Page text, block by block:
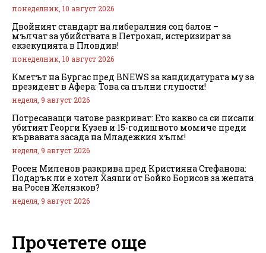
понеделник, 10 август 2026
Двойният стандарт на либералния соц балон –
мълчат за убийствата в Петрохан, истеризират за
екзекуцията в Пловдив!
понеделник, 10 август 2026
Кметът на Бургас пред BNEWS за кандидатурата му за
президент в Афера: Това са пълни глупости!
неделя, 9 август 2026
Потресаващи чатове разкриват: Ето какво са си писали
убитият Георги Кузев и 15-годишното момиче преди
кървавата засада на Младежкия хълм!
неделя, 9 август 2026
Росен Миленов разкрива пред Кристияна Стефанова:
Подарък ли е хотел Хаяши от Бойко Борисов за жената
на Росен Желязков?
неделя, 9 август 2026
Прочетете още